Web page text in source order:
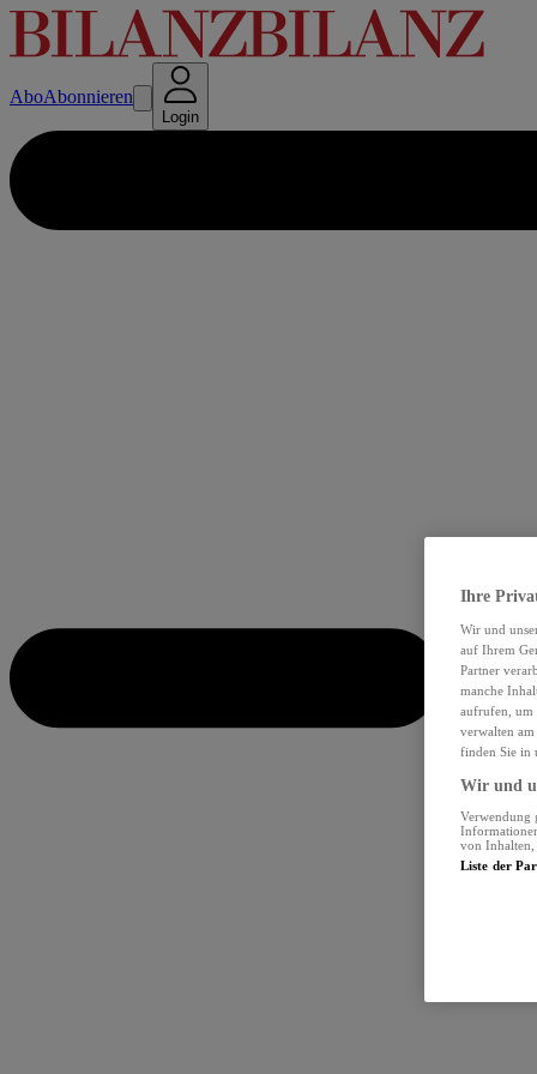
AboAbonnieren
Login
Ihre
Wir und
auf Ihrem
Partner
manche
aufrufen, um
verwalten
finden Sie in
Wir und
Verwendung
von Inhalten,
Liste der